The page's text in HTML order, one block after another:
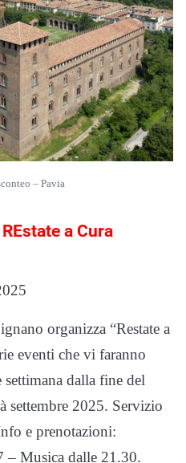
– Pavia
a Cura
organizza “Restate a
eventi che vi faranno
dalla fine del
settembre 2025. Servizio
e prenotazioni:
– Musica dalle 21.30.